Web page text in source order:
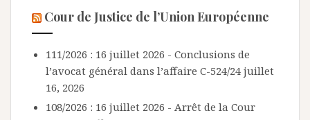
Cour de Justice de l’Union Européenne
111/2026 : 16 juillet 2026 - Conclusions de
l’avocat général dans l’affaire C-524/24 juillet
16, 2026
108/2026 : 16 juillet 2026 - Arrêt de la Cour